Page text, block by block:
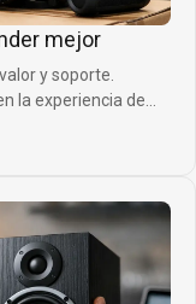
mejor
y soporte.
la experiencia de